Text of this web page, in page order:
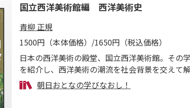
国立西洋美術館編 西洋美術史
青柳 正規
1500円（本体価格）/1650円（税込価格）
日本の西洋美術の殿堂、国立西洋美術館。その
を紹介し、西洋美術の潮流を社会背景を交えて
朝日おとなの学びなおし！